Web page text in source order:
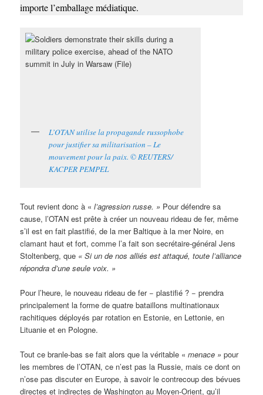
importe l’emballage médiatique.
L’OTAN utilise la propagande russophobe
pour justifier sa militarisation – Le
mouvement pour la paix. © REUTERS/
KACPER PEMPEL
Tout revient donc à «l’agression russe. » Pour défendre sa
cause, l’OTAN est prête à créer un nouveau rideau de fer, même
s’il est en fait plastifié, de la mer Baltique à la mer Noire, en
clamant haut et fort, comme l’a fait son secrétaire-général Jens
Stoltenberg, que « Si un de nos alliés est attaqué, toute l’alliance
répondra d’une seule voix. »
Pour l’heure, le nouveau rideau de fer − plastifié ? − prendra
principalement la forme de quatre bataillons multinationaux
rachitiques déployés par rotation en Estonie, en Lettonie, en
Lituanie et en Pologne.
Tout ce branle-bas se fait alors que la véritable «menace » pour
les membres de l’OTAN, ce n’est pas la Russie, mais ce dont on
n’ose pas discuter en Europe, à savoir le contrecoup des bévues
directes et indirectes de Washington au Moyen-Orient, qu’il